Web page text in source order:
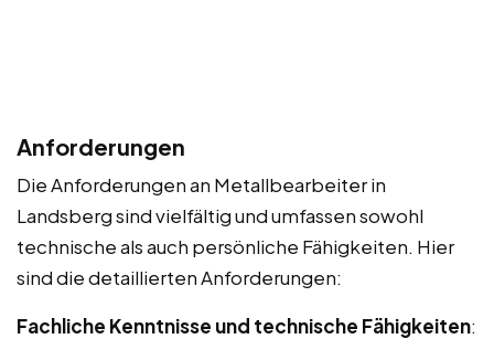
Anforderungen
Die Anforderungen an Metallbearbeiter in
Landsberg sind vielfältig und umfassen sowohl
technische als auch persönliche Fähigkeiten. Hier
sind die detaillierten Anforderungen:
Fachliche Kenntnisse und technische Fähigkeiten: